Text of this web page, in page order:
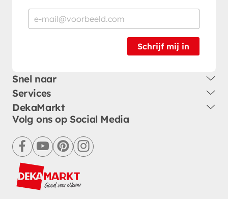
Schrijf mij in
Snel naar
Services
DekaMarkt
Volg ons op Social Media
facebookyoutubepinterestinstagram